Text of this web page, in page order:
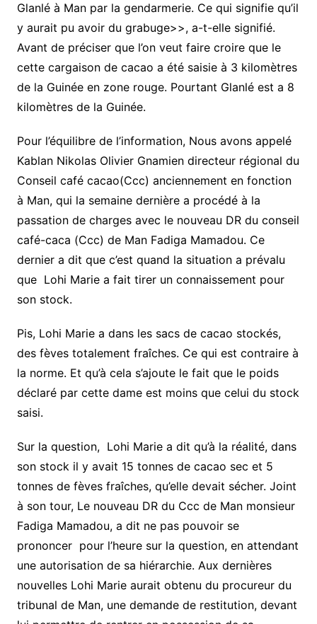
Glanlé à Man par la gendarmerie. Ce qui signifie qu’il
y aurait pu avoir du grabuge>>, a-t-elle signifié.
Avant de préciser que l’on veut faire croire que le
cette cargaison de cacao a été saisie à 3 kilomètres
de la Guinée en zone rouge. Pourtant Glanlé est a 8
kilomètres de la Guinée.
Pour l’équilibre de l’information, Nous avons appelé
Kablan Nikolas Olivier Gnamien directeur régional du
Conseil café cacao(Ccc) anciennement en fonction
à Man, qui la semaine dernière a procédé à la
passation de charges avec le nouveau DR du conseil
café-caca (Ccc) de Man Fadiga Mamadou. Ce
dernier a dit que c’est quand la situation a prévalu
que Lohi Marie a fait tirer un connaissement pour
son stock.
Pis, Lohi Marie a dans les sacs de cacao stockés,
des fèves totalement fraîches. Ce qui est contraire à
la norme. Et qu’à cela s’ajoute le fait que le poids
déclaré par cette dame est moins que celui du stock
saisi.
Sur la question, Lohi Marie a dit qu’à la réalité, dans
son stock il y avait 15 tonnes de cacao sec et 5
tonnes de fèves fraîches, qu’elle devait sécher. Joint
à son tour, Le nouveau DR du Ccc de Man monsieur
Fadiga Mamadou, a dit ne pas pouvoir se
prononcer pour l’heure sur la question, en attendant
une autorisation de sa hiérarchie. Aux dernières
nouvelles Lohi Marie aurait obtenu du procureur du
tribunal de Man, une demande de restitution, devant